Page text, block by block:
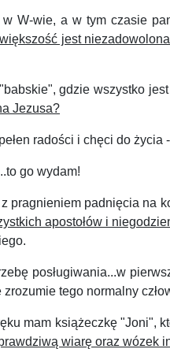
wie, a w tym czasie pani
większość jest
gdzie wszystko
Jezusa?
radości i chęci do życia -
go wydam!
padnięcia na
apostołów i
posługiwania...w
tego normalny
mam książeczkę "Joni",
wiarę oraz wózek